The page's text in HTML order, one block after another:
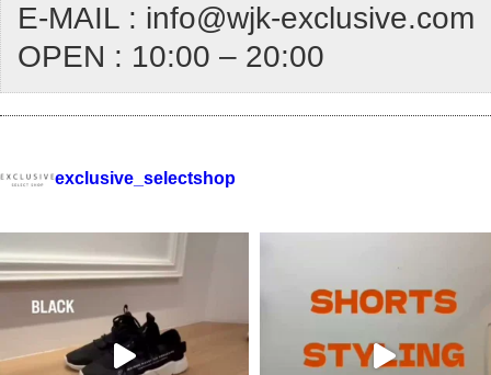
E-MAIL : info@wjk-exclusive.com
OPEN : 10:00 – 20:00
exclusive_selectshop